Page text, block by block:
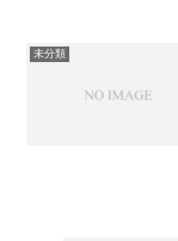
未分類